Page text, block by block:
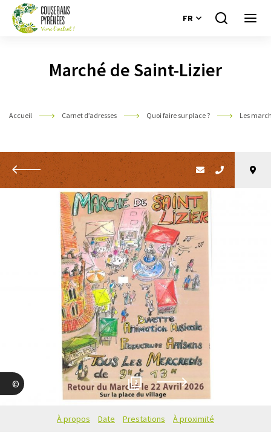
FR
Je
Marché de Saint-Lizier
Accueil Carnet d’adresses Quoi faire sur place ? Les
Retour
Marché de St Lizier 2
À propos Date Prestations À proximité